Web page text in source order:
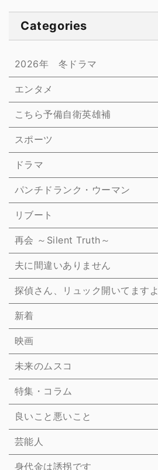
Categories
2026年 冬ドラマ
エンタメ
こちら予備自衛英雄補
スポーツ
ドラマ
パンチドランク・ウーマン
リブート
再会 ～Silent Truth～
夫に間違いありません
探偵さん、リュック開いてますよ
新着
映画
未来のムスコ
特集・コラム
良いこと悪いこと
芸能人
身代金は誘拐です